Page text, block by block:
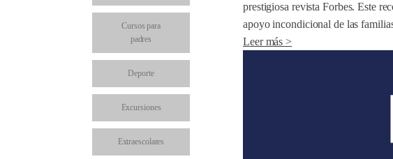
Cursos para
padres
Deporte
Excursiones
Extraescolares
prestigiosa revista Forbes. Este
apoyo incondicional de las
Leer más >